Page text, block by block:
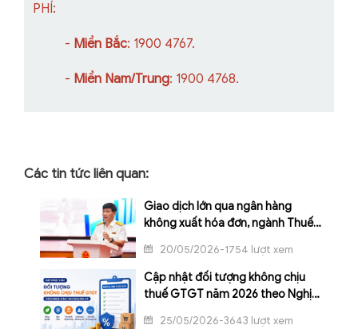
PHÍ:
- Miền Bắc: 1900 4767.
- Miền Nam/Trung: 1900 4768.
Các tin tức liên quan:
Giao dịch lớn qua ngân hàng
không xuất hóa đơn, ngành Thuế
20/05/2026-1754 lượt xem
Cập nhật đối tượng không chịu
thuế GTGT năm 2026 theo Nghị
25/05/2026-3643 lượt xem